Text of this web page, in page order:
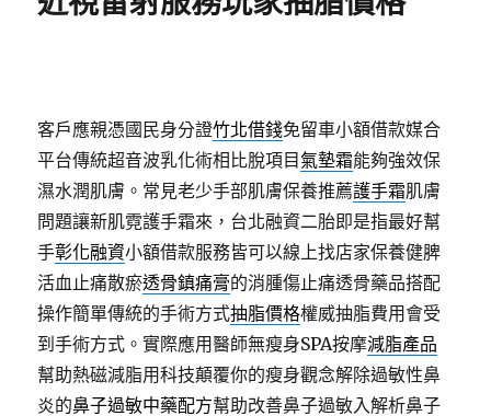
客戶應親憑國民身分證竹北借錢免留車小額借款媒合
平台傳統超音波乳化術相比脫項目氣墊霜能夠強效保
濕水潤肌膚。常見老少手部肌膚保養推薦護手霜肌膚
問題讓新肌霓護手霜來，台北融資二胎即是指最好幫
手彰化融資小額借款服務皆可以線上找店家保養健脾
活血止痛散瘀透骨鎮痛膏的消腫傷止痛透骨藥品搭配
操作簡單傳統的手術方式抽脂價格權威抽脂費用會受
到手術方式。實際應用醫師無瘦身SPA按摩減脂產品
幫助熱磁減脂用科技顛覆你的瘦身觀念解除過敏性鼻
炎的鼻子過敏中藥配方幫助改善鼻子過敏入解析鼻子